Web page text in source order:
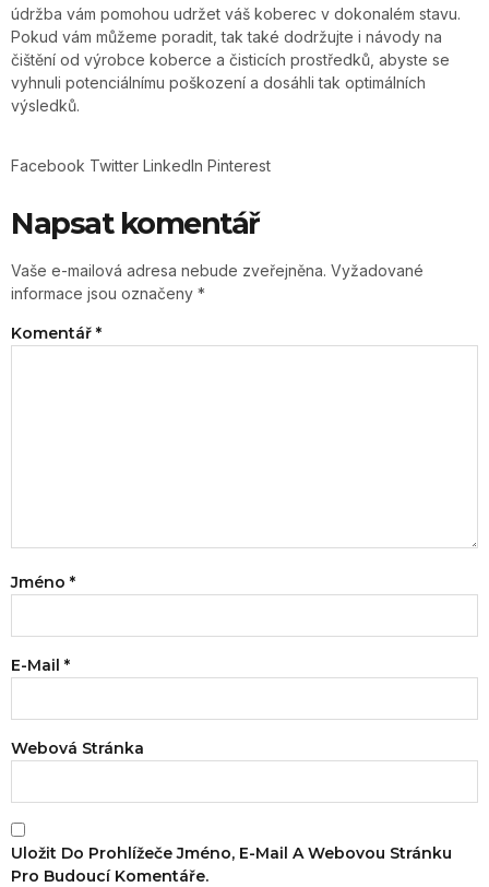
údržba vám pomohou udržet váš koberec v dokonalém stavu.
Pokud vám můžeme poradit, tak také dodržujte i návody na
čištění od výrobce koberce a čisticích prostředků, abyste se
vyhnuli potenciálnímu poškození a dosáhli tak optimálních
výsledků.
Facebook Twitter LinkedIn Pinterest
Napsat komentář
Vaše e-mailová adresa nebude zveřejněna. Vyžadované
informace jsou označeny *
Komentář *
Jméno *
E-Mail *
Webová Stránka
Uložit Do Prohlížeče Jméno, E-Mail A Webovou Stránku
Pro Budoucí Komentáře.